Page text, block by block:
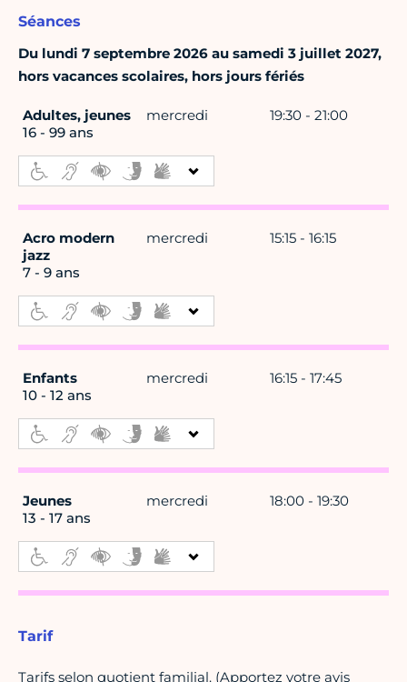
Séances
Du lundi 7 septembre 2026 au samedi 3 juillet 2027,
hors vacances scolaires, hors jours fériés
Adultes, jeunes
16 - 99 ans
mercredi 19:30 - 21:00
Acro modern
jazz
7 - 9 ans
mercredi 15:15 - 16:15
Enfants
10 - 12 ans
mercredi 16:15 - 17:45
Jeunes
13 - 17 ans
mercredi 18:00 - 19:30
Tarif
Tarifs selon quotient familial. (Apportez votre avis